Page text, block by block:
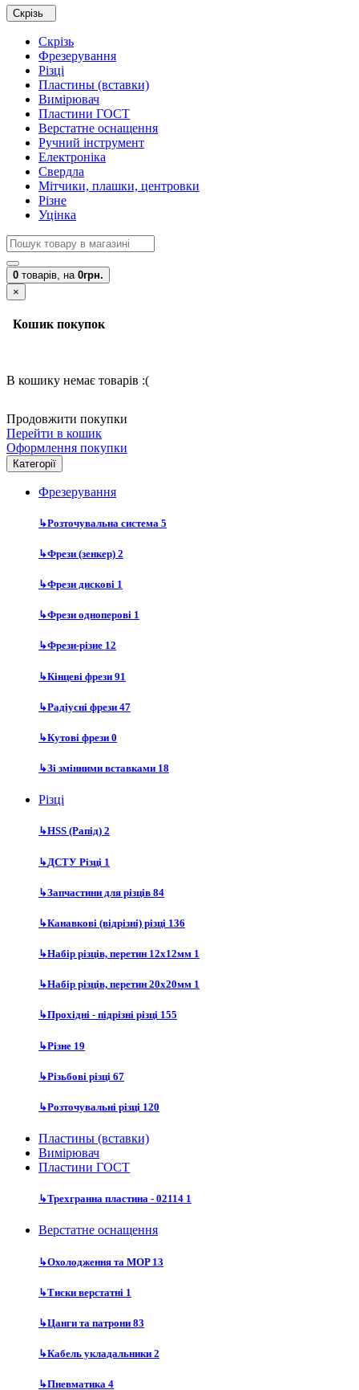
Скрізь
Скрізь
Фрезерування
Різці
Пластины (вставки)
Вимірювач
Пластини ГОСТ
Верстатне оснащення
Ручний інструмент
Електроніка
Свердла
Мітчики, плашки, центровки
Різне
Уцінка
0 товарів, на 0грн.
×
Кошик покупок
В кошику немає товарів :(
Продовжити покупки
Перейти в кошик
Оформлення покупки
Категорії
Фрезерування
↳Розточувальна система 5
↳Фрези (зенкер) 2
↳Фрези дискові 1
↳Фрези одноперові 1
↳Фрези-різне 12
↳Кінцеві фрези 91
↳Радіусні фрези 47
↳Кутові фрези 0
↳Зі змінними вставками 18
Різці
↳HSS (Рапід) 2
↳ДСТУ Різці 1
↳Запчастини для різців 84
↳Канавкові (відрізні) різці 136
↳Набір різців, перетин 12х12мм 1
↳Набір різців, перетин 20х20мм 1
↳Прохідні - підрізні різці 155
↳Різне 19
↳Різьбові різці 67
↳Розточувальні різці 120
Пластины (вставки)
Вимірювач
Пластини ГОСТ
↳Трехгранна пластина - 02114 1
Верстатне оснащення
↳Охолодження та MOP 13
↳Тиски верстатні 1
↳Цанги та патрони 83
↳Кабель укладальники 2
↳Пневматика 4